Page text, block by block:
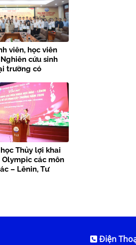
viên, học viên
cứu sinh
trường có
binh và Người
mạng nhân
năm Ngày Thương
Thủy lợi khai
các môn
– Lênin, Tư
Điện